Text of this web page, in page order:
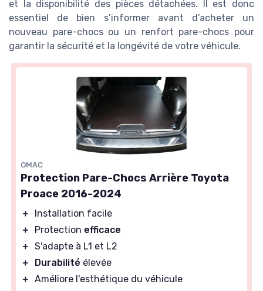
et la disponibilité des pièces détachées. Il est donc
essentiel de bien s’informer avant d’acheter un
nouveau pare-chocs ou un renfort pare-chocs pour
garantir la sécurité et la longévité de votre véhicule.
OMAC
Protection Pare-Chocs Arrière Toyota
Proace 2016-2024
＋
Installation facile
＋
Protection efficace
＋ S'adapte à L1 et L2
＋
Durabilité élevée
＋ Améliore l'esthétique du véhicule